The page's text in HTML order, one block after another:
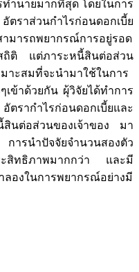
ำนายมากที่สุด โดยในการ
ราส่วนกำไรก่อนดอกเบี้ย
มารถพยากรณ์การอยู่รอด
ถิติ แต่ภาระหนี้สินต่อส่วน
าะสมที่จะนำมาใช้ในการ
ข้าด้วยกัน ผุ้วิจัยได้ทำการ
รากำไรก่อนดอกเบี้ยและ
นต่อส่วนของเจ้าของ มา
ารนำปัจจัยจำนวนสองตัว
ะสิทธิภาพมากกว่า และมี
ลองในการพยากรณ์อย่างมี